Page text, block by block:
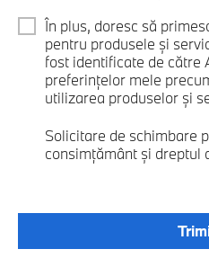
În plus, doresc să
pentru produsele și
fost identificate de către
preferințelor mele
utilizarea produselor și
Solicitare de schimbare
consimțământ și dreptul